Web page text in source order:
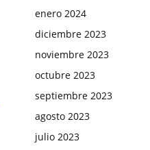
enero 2024
diciembre 2023
noviembre 2023
octubre 2023
septiembre 2023
agosto 2023
julio 2023